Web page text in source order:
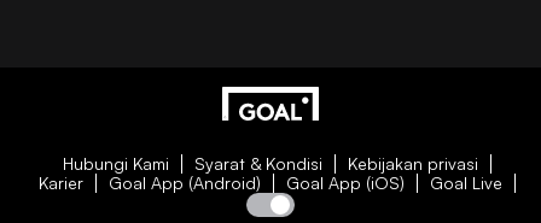
Hubungi Kami Syarat & Kondisi
Kebijakan privasi
Karier
Goal App (Android) Goal App (iOS) Goal Live